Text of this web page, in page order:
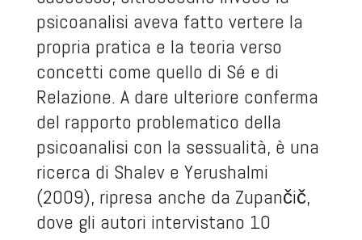
psicoanalisi aveva fatto vertere la
propria pratica e la teoria verso
concetti come quello di Sé e di
Relazione. A dare ulteriore conferma
del rapporto problematico della
psicoanalisi con la sessualità, è una
ricerca di Shalev e Yerushalmi
(2009), ripresa anche da Zupančič,
dove gli autori intervistano 10